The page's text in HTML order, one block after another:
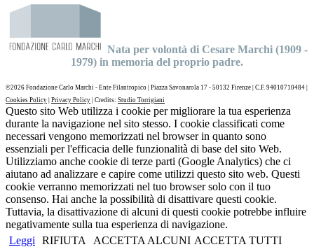
Nata per volontà di Cesare Marchi (1909 -
1979) in memoria del proprio padre.
©2026 Fondazione Carlo Marchi - Ente Filantropico | Piazza Savonarola 17 - 50132 Firenze | C.F. 94010710484 |
Cookies Policy Privacy Policy | Credits: Studio Torrigiani
Questo sito Web utilizza i cookie per migliorare la tua esperienza
durante la navigazione nel sito stesso. I cookie classificati come
necessari vengono memorizzati nel browser in quanto sono
essenziali per l'efficacia delle funzionalità di base del sito Web.
Utilizziamo anche cookie di terze parti (Google Analytics) che ci
aiutano ad analizzare e capire come utilizzi questo sito web. Questi
cookie verranno memorizzati nel tuo browser solo con il tuo
consenso. Hai anche la possibilità di disattivare questi cookie.
Tuttavia, la disattivazione di alcuni di questi cookie potrebbe influire
negativamente sulla tua esperienza di navigazione.
Leggi
RIFIUTA ACCETTA ALCUNI ACCETTA TUTTI